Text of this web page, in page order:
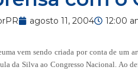
agosto 11, 2004 12:00
vem sendo criada por conta de um
da Silva ao Congresso Nacional. Ao